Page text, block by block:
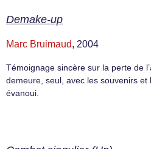
Demake-up
Marc Bruimaud, 2004
Témoignage sincère sur la perte de
demeure, seul, avec les souvenirs
évanoui.